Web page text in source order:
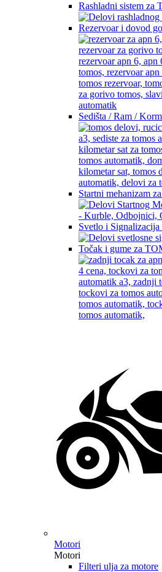
Rashladni sistem za
Rezervoar i dovod
Sedišta / Ram /
Startni mehanizam
Svetlo i
Točak i gume za
Motori
Motori
Filteri ulja za motore